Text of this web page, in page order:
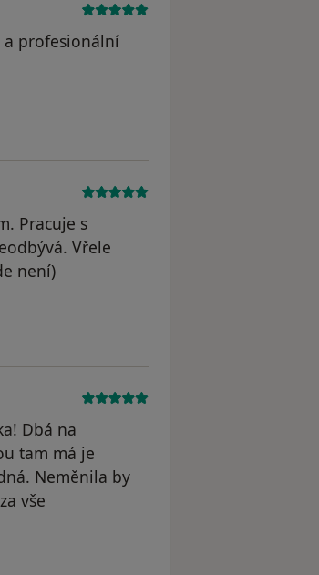
a profesionální
Pracuje s
Vřele
není)
Dbá na
tam má je
Neměnila by
vše